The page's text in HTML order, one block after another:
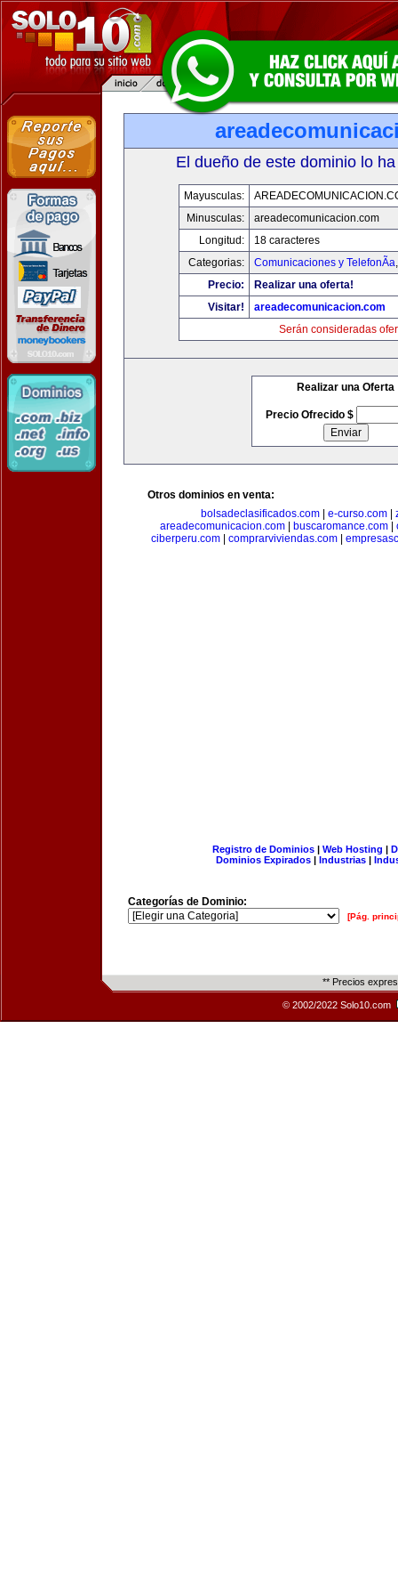
El dueño de este dominio lo
Mayusculas:
Minusculas:
areadecomunicacion.com
Longitud:
18 caracteres
Categorias:
Comunicaciones y TelefonÃ­a
Precio:
Realizar una oferta!
Visitar!
areadecomunicacion.com
Serán consideradas
Realizar una Oferta
Precio Ofrecido $
Otros dominios en venta:
bolsadeclasificados.com
e-curso.com
areadecomunicacion.com| buscaromance.com|
ciberperu.com
comprarviviendas.com
Registro de Dominios| Web Hosting |
Dominios Expirados | Industrias |
Categorías de Dominio:
[Pág.
** Precios
© 2002/2022 Solo10.com